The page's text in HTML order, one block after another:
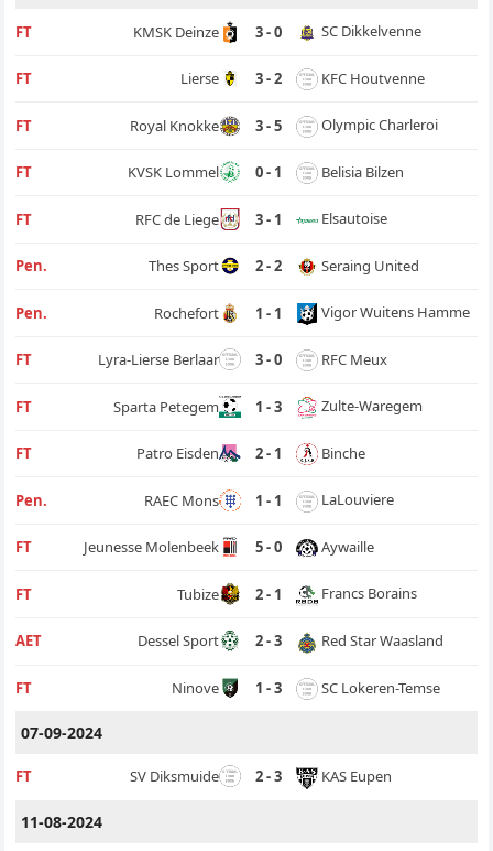
FT KMSK Deinze 3 - 0 SC Dikkelvenne
FT Lierse 3 - 2 KFC Houtvenne
FT Royal Knokke 3 - 5 Olympic Charleroi
FT KVSK Lommel 0 - 1 Belisia Bilzen
FT RFC de Liege 3 - 1 Elsautoise
Pen. Thes Sport 2 - 2 Seraing United
Pen. Rochefort 1 - 1 Vigor Wuitens Hamme
FT Lyra-Lierse Berlaar 3 - 0 RFC Meux
FT Sparta Petegem 1 - 3 Zulte-Waregem
FT Patro Eisden 2 - 1 Binche
Pen. RAEC Mons 1 - 1 LaLouviere
FT Jeunesse Molenbeek 5 - 0 Aywaille
FT Tubize 2 - 1 Francs Borains
AET Dessel Sport 2 - 3 Red Star Waasland
FT Ninove 1 - 3 SC Lokeren-Temse
07-09-2024
FT SV Diksmuide 2 - 3 KAS Eupen
11-08-2024